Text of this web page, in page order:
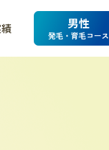
男性
発毛・育毛コース